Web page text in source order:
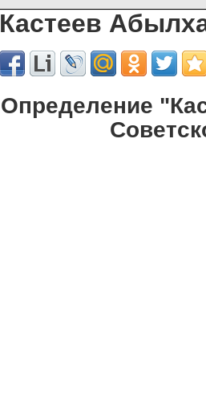
Кастеев
Определение